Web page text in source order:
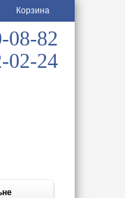
Корзина
08-82
02-24